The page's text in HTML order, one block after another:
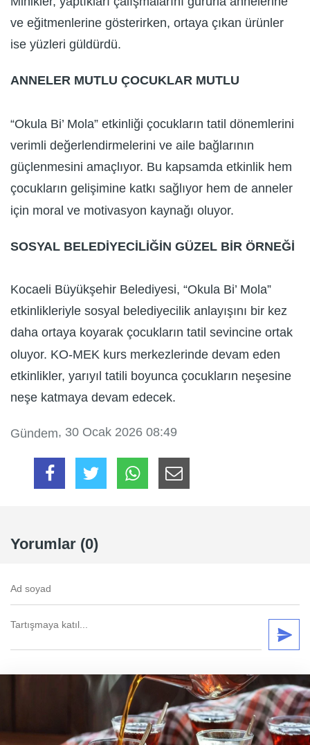
ve eğitmenlerine gösterirken, ortaya çıkan ürünler
ise yüzleri güldürdü.
ANNELER MUTLU ÇOCUKLAR MUTLU
“Okula Bi’ Mola” etkinliği çocukların tatil dönemlerini
verimli değerlendirmelerini ve aile bağlarının
güçlenmesini amaçlıyor. Bu kapsamda etkinlik hem
çocukların gelişimine katkı sağlıyor hem de anneler
için moral ve motivasyon kaynağı oluyor.
SOSYAL BELEDİYECİLİĞİN GÜZEL BİR ÖRNEĞİ
Kocaeli Büyükşehir Belediyesi, “Okula Bi’ Mola”
etkinlikleriyle sosyal belediyecilik anlayışını bir kez
daha ortaya koyarak çocukların tatil sevincine ortak
oluyor. KO-MEK kurs merkezlerinde devam eden
etkinlikler, yarıyıl tatili boyunca çocukların neşesine
neşe katmaya devam edecek.
Gündem, 30 Ocak 2026 08:49
Yorumlar (0)